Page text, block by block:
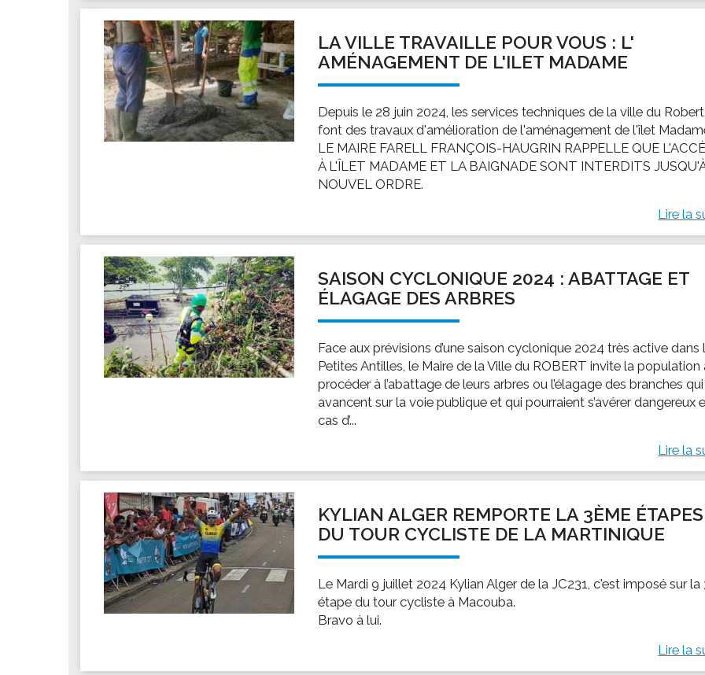
Les droits et obligations
Faire une demande de subvention
Les activités des associations
VIE PRATIQUE
Les espaces numériques
Les marchés
Le funéraire
Numéros d'urgence
SANTÉ
Annuaire santé
LA VILLE TRAVAILLE POUR VOUS : L'
AMÉNAGEMENT DE L'ILET MADAME
Depuis le 28 juin 2024, les services techniques de la ville du Robert
font des travaux d'amélioration de l'aménagement de l'îlet
LE MAIRE FARELL FRANÇOIS-HAUGRIN RAPPELLE QUE
À L'ÎLET MADAME ET LA BAIGNADE SONT INTERDITS
NOUVEL ORDRE.
Lire la
SAISON CYCLONIQUE 2024 : ABATTAGE ET
ÉLAGAGE DES ARBRES
Face aux prévisions d’une saison cyclonique 2024 très active dans
Petites Antilles, le Maire de la Ville du ROBERT invite la population
procéder à l’abattage de leurs arbres ou l’élagage des branches qui
avancent sur la voie publique et qui pourraient s’avérer dangereux
cas d’...
Lire la
KYLIAN ALGER REMPORTE LA 3ÈME ÉTAPES
DU TOUR CYCLISTE DE LA MARTINIQUE
Le Mardi 9 juillet 2024 Kylian Alger de la JC231, c'est imposé sur la
étape du tour cycliste à Macouba.
Bravo à lui.
Lire la